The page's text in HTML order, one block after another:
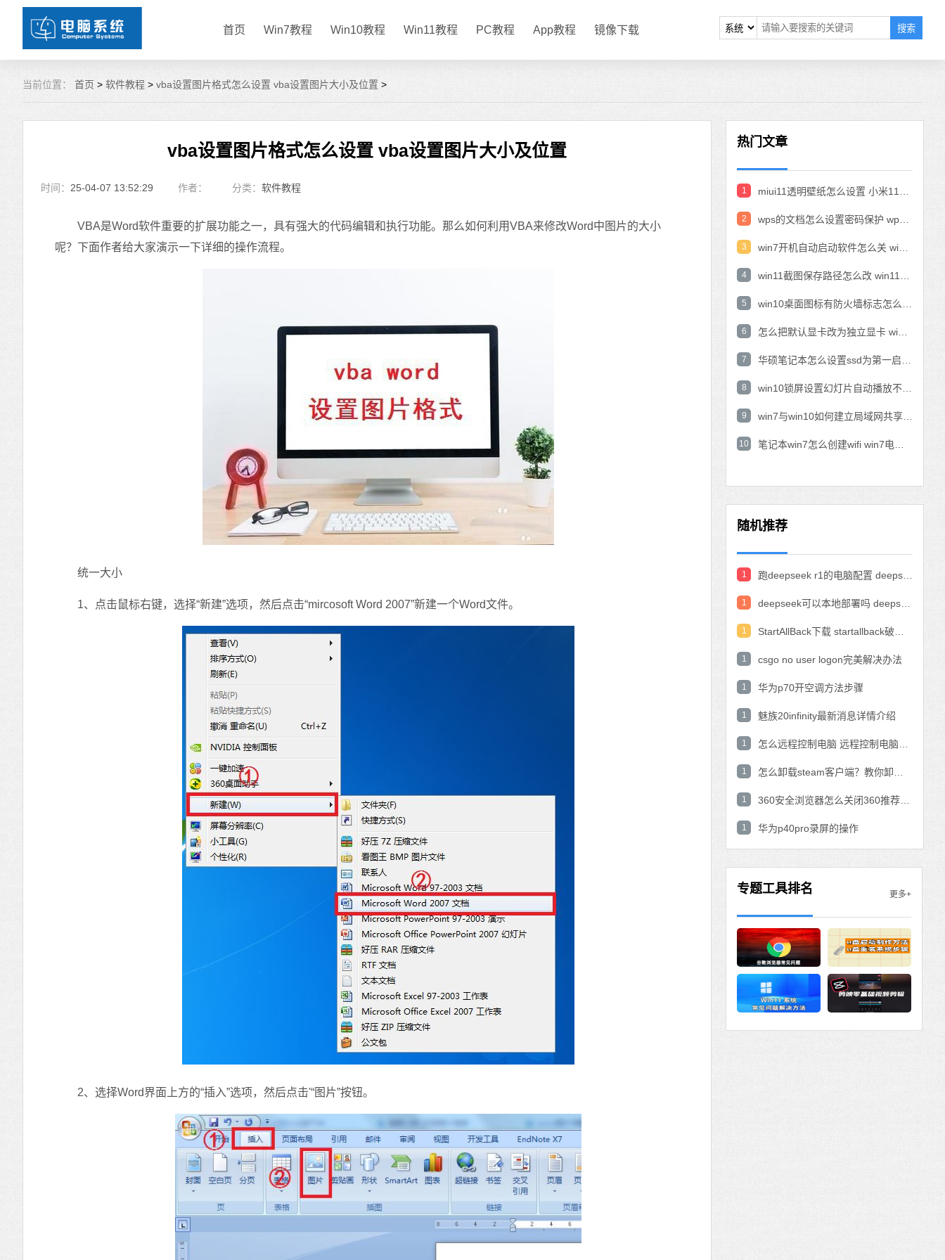
首页 Win7教程 Win10教程 Win11教程 PC教程 App教程 镜像下载 搜索
当前位置： 首页 > 软件教程 > vba设置图片格式怎么设置 vba设置图片大小及位置 >
vba设置图片格式怎么设置 vba设置图片大小及位置
时间： 25-04-07 13:52:29 作者： 分类： 软件教程
VBA是Word软件重要的扩展功能之一，具有强大的代码编辑和执行功能。那么如何利用VBA来修改Word中图片的大小
呢？下面作者给大家演示一下详细的操作流程。
统一大小
1、点击鼠标右键，选择“新建”选项，然后点击“mircosoft Word 2007”新建一个Word文件。
2、选择Word界面上方的“插入”选项，然后点击'“图片”按钮。
热门文章
1
2
3
4
5
6
7
8
9
10
随机推荐
1
1
1
1 csgo no user logon完美解决办法
1 华为p70开空调方法步骤
1 魅族20infinity最新消息详情介绍
1
1
1
1 华为p40pro录屏的操作
专题工具排名 更多+